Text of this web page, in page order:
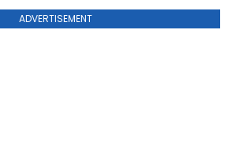
ADVERTISEMENT